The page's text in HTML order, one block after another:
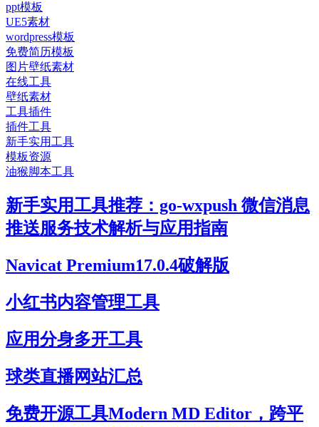
ppt模板
UE5素材
wordpress模板
免费简历模板
图片壁纸素材
在线工具
壁纸素材
工具插件
插件工具
新手实用工具
模板资源
油猴脚本工具
新手实用工具推荐：go-wxpush 微信消息
推送服务技术解析与应用指南
Navicat Premium17.0.4破解版
小红书内容管理工具
应用分身多开工具
球类直播网站汇总
免费开源工具Modern MD Editor，跨平